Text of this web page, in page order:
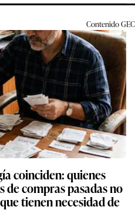
ContenidoGEC
coinciden: quienes
compras pasadas no
tienen necesidad de